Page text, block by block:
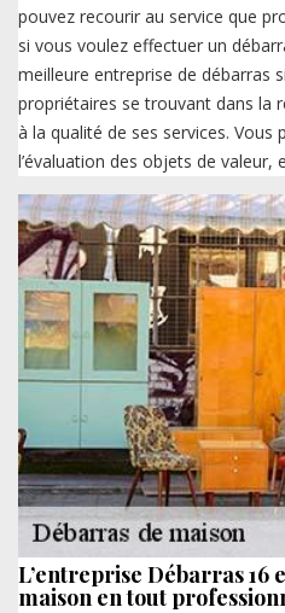
pouvez recourir au service que
si vous voulez effectuer un
meilleure entreprise de débarras
propriétaires se trouvant dans la
à la qualité de ses services.
l’évaluation des objets de
L’entreprise Débarras 16
maison en tout